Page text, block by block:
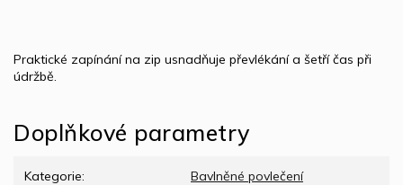
Praktické zapínání na zip usnadňuje převlékání a šetří čas při
údržbě.
Doplňkové parametry
Kategorie: Bavlněné povlečení